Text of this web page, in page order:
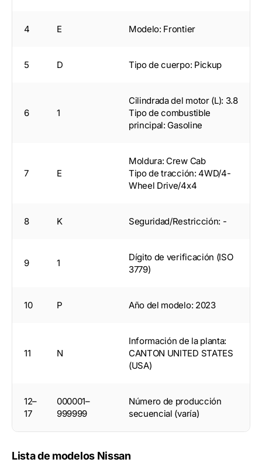
4 E Modelo: Frontier
5 D Tipo de cuerpo: Pickup
6 1
Cilindrada del motor (L): 3.8
Tipo de combustible
principal: Gasoline
7 E
Moldura: Crew Cab
Tipo de tracción: 4WD/4-
Wheel Drive/4x4
8 K Seguridad/Restricción: -
9 1
Dígito de verificación (ISO
3779)
10 P Año del modelo: 2023
11 N
Información de la planta:
CANTON UNITED STATES
(USA)
12–
17
000001–
999999
Número de producción
secuencial (varía)
Lista de modelos Nissan